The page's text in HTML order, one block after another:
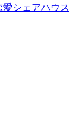
愛シェアハウス